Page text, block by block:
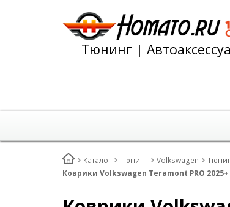
Тюнинг |
Каталог Тюнинг Volkswagen
Коврики Volkswagen Teramont PRO